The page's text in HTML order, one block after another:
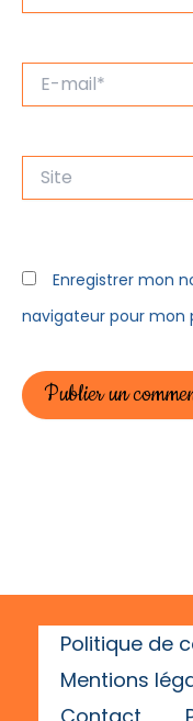
mail*
Enregistrer mon
navigateur pour mon
Politique de
Mentions